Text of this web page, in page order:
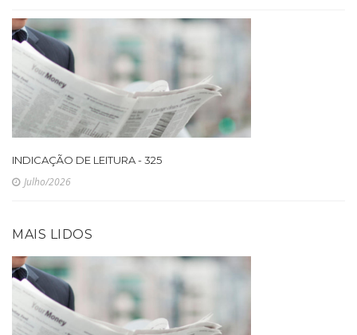
INDICAÇÃO DE LEITURA - 325
Julho/2026
MAIS LIDOS